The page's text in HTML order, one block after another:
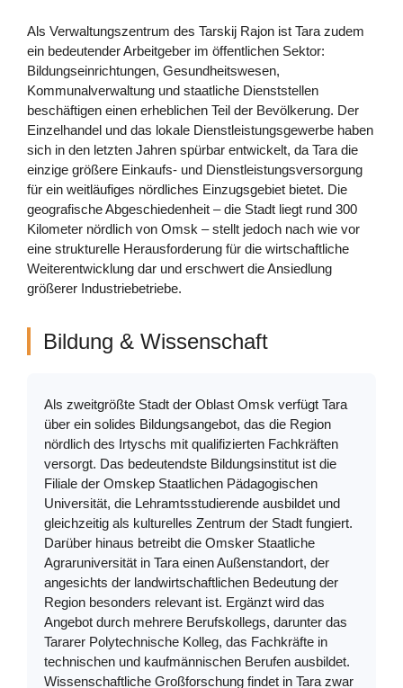
Als Verwaltungszentrum des Tarskij Rajon ist Tara zudem
ein bedeutender Arbeitgeber im öffentlichen Sektor:
Bildungseinrichtungen, Gesundheitswesen,
Kommunalverwaltung und staatliche Dienststellen
beschäftigen einen erheblichen Teil der Bevölkerung. Der
Einzelhandel und das lokale Dienstleistungsgewerbe haben
sich in den letzten Jahren spürbar entwickelt, da Tara die
einzige größere Einkaufs- und Dienstleistungsversorgung
für ein weitläufiges nördliches Einzugsgebiet bietet. Die
geografische Abgeschiedenheit – die Stadt liegt rund 300
Kilometer nördlich von Omsk – stellt jedoch nach wie vor
eine strukturelle Herausforderung für die wirtschaftliche
Weiterentwicklung dar und erschwert die Ansiedlung
größerer Industriebetriebe.
Bildung & Wissenschaft
Als zweitgrößte Stadt der Oblast Omsk verfügt Tara
über ein solides Bildungsangebot, das die Region
nördlich des Irtyschs mit qualifizierten Fachkräften
versorgt. Das bedeutendste Bildungsinstitut ist die
Filiale der Omskер Staatlichen Pädagogischen
Universität, die Lehramtsstudierende ausbildet und
gleichzeitig als kulturelles Zentrum der Stadt fungiert.
Darüber hinaus betreibt die Omsker Staatliche
Agraruniversität in Tara einen Außenstandort, der
angesichts der landwirtschaftlichen Bedeutung der
Region besonders relevant ist. Ergänzt wird das
Angebot durch mehrere Berufskollegs, darunter das
Tararer Polytechnische Kolleg, das Fachkräfte in
technischen und kaufmännischen Berufen ausbildet.
Wissenschaftliche Großforschung findet in Tara zwar